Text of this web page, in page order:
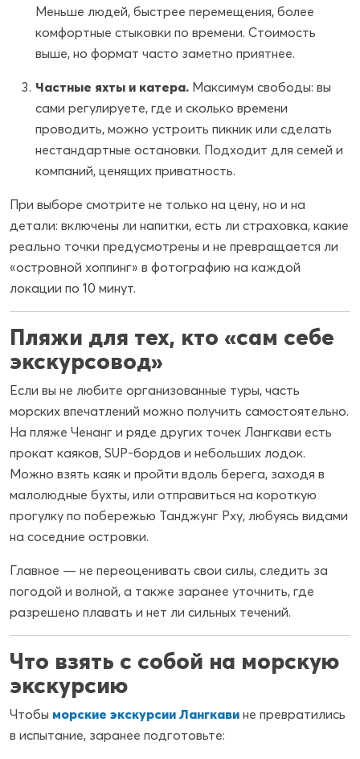
Меньше людей, быстрее перемещения, более
комфортные стыковки по времени. Стоимость
выше, но формат часто заметно приятнее.
Частные яхты и катера. Максимум свободы: вы
сами регулируете, где и сколько времени
проводить, можно устроить пикник или сделать
нестандартные остановки. Подходит для семей и
компаний, ценящих приватность.
При выборе смотрите не только на цену, но и на
детали: включены ли напитки, есть ли страховка, какие
реально точки предусмотрены и не превращается ли
«островной хоппинг» в фотографию на каждой
локации по 10 минут.
Пляжи для тех, кто «сам себе
экскурсовод»
Если вы не любите организованные туры, часть
морских впечатлений можно получить самостоятельно.
На пляже Ченанг и ряде других точек Лангкави есть
прокат каяков, SUP-бордов и небольших лодок.
Можно взять каяк и пройти вдоль берега, заходя в
малолюдные бухты, или отправиться на короткую
прогулку по побережью Танджунг Рху, любуясь видами
на соседние островки.
Главное — не переоценивать свои силы, следить за
погодой и волной, а также заранее уточнить, где
разрешено плавать и нет ли сильных течений.
Что взять с собой на морскую
экскурсию
Чтобы морские экскурсии Лангкави не превратились
в испытание, заранее подготовьте: